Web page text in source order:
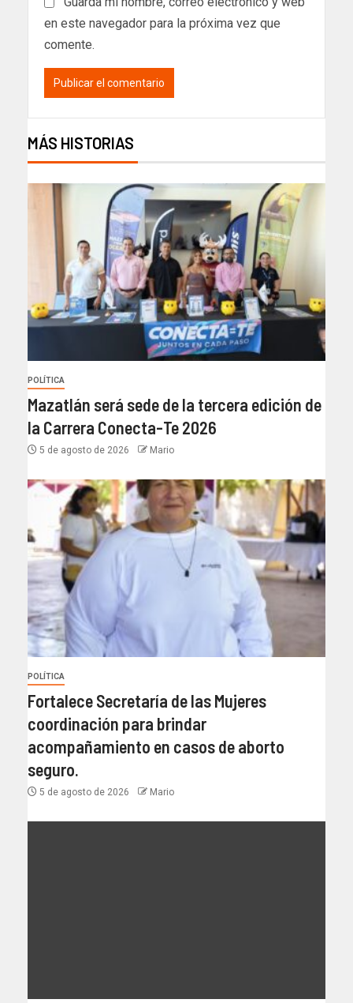
en este navegador para la próxima vez que
comente.
MÁS HISTORIAS
POLÍTICA
Mazatlán será sede de la tercera edición de
la Carrera Conecta-Te 2026
5 de agosto de 2026 Mario
POLÍTICA
Fortalece Secretaría de las Mujeres
coordinación para brindar
acompañamiento en casos de aborto
seguro.
5 de agosto de 2026 Mario